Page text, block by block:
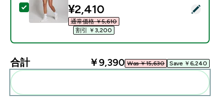
この商品を選択 - MP レディース トレーニング 3イン
discounted price
¥2,410‎
通常価格 ￥5,610‎
割引 ￥3,200‎
合計 ￥9,390‎ Was ￥15,630‎ Save ￥6,240‎